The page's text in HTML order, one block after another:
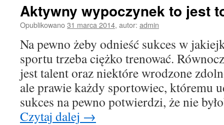
Aktywny wypoczynek to jest
Opublikowano31 marca 2014, autor: admin
Na pewno żeby odnieść sukces w
sportu trzeba ciężko trenować.
jest talent oraz niektóre wrodzone
ale prawie każdy sportowiec, któremu
sukces na pewno potwierdzi, że nie
Czytaj dalej →